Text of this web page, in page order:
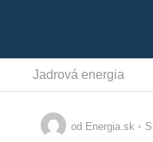
Jadrová energia
od Energia.sk